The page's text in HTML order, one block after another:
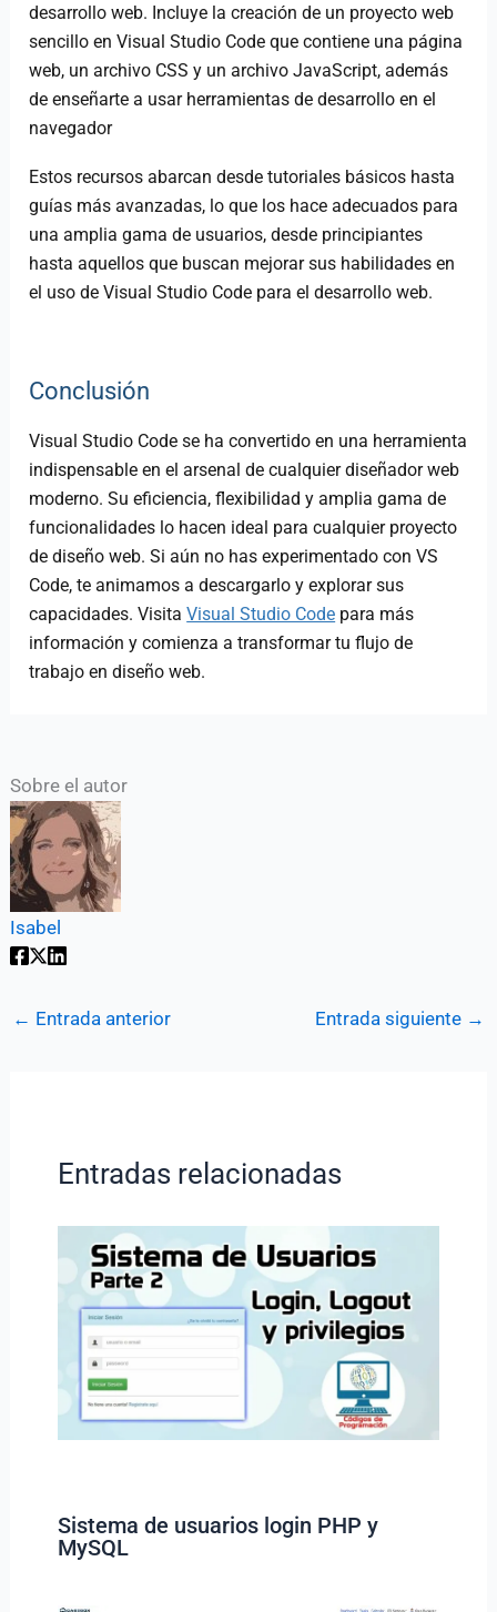
desarrollo web. Incluye la creación de un proyecto web
sencillo en Visual Studio Code que contiene una página
web, un archivo CSS y un archivo JavaScript, además
de enseñarte a usar herramientas de desarrollo en el
navegador​
Estos recursos abarcan desde tutoriales básicos hasta
guías más avanzadas, lo que los hace adecuados para
una amplia gama de usuarios, desde principiantes
hasta aquellos que buscan mejorar sus habilidades en
el uso de Visual Studio Code para el desarrollo web.
Conclusión
Visual Studio Code se ha convertido en una herramienta
indispensable en el arsenal de cualquier diseñador web
moderno. Su eficiencia, flexibilidad y amplia gama de
funcionalidades lo hacen ideal para cualquier proyecto
de diseño web. Si aún no has experimentado con VS
Code, te animamos a descargarlo y explorar sus
capacidades. VisitaVisual Studio Code para más
información y comienza a transformar tu flujo de
trabajo en diseño web.
Sobre el autor
Isabel
← Entrada anterior Entrada siguiente →
Entradas relacionadas
Sistema de usuarios login PHP y
MySQL